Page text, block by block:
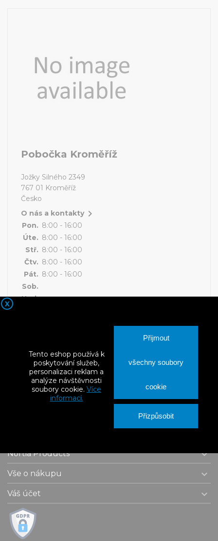
X
Tento eshop používá k
poskytování služeb,
personalizaci reklam a
analýze návštěvnosti
soubory cookie. Více
informací.
Přijmout
všechny soubory
cookie
Přizpůsobit
Pobočka Kroměříž
Jožky Silného 2349
767 01 Kroměříž
Česko
O nás a kontakty
Pon. 8:00 - 16:00
Úte. 8:00 - 16:00
Stř. 8:00 - 16:00
Čtv. 8:00 - 16:00
Pát. 8:00 - 16:00
Sob.
Ned.
Nortia Products 
Vše o nákupu 
Váš účet 